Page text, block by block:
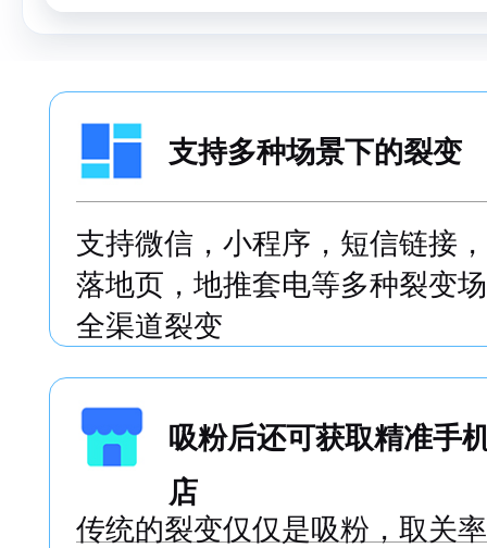
支持多种场景下的裂变
支持微信，小程序，短信链接
落地页，地推套电等多种裂变
全渠道裂变
吸粉后还可获取精准手
店
传统的裂变仅仅是吸粉，取关